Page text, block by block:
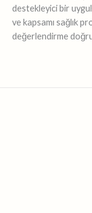
destekleyici bir
ve kapsamı sağlık
değerlendirme